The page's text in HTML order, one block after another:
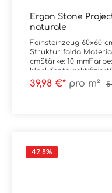
Ergon Stone
naturale
Feinsteinzeug 60x60
Struktur falda
cmStärke: 10 mmFarbe:
blackKante:
mattAbrieb/
39,98 €* pro m²
42.8%